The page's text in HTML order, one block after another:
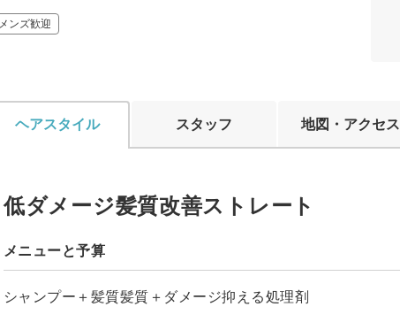
メンズ歓迎
ヘアスタイル スタッフ 地図・アクセス
低ダメージ髪質改善ストレート
メニューと予算
シャンプー＋髪質髪質＋ダメージ抑える処理剤